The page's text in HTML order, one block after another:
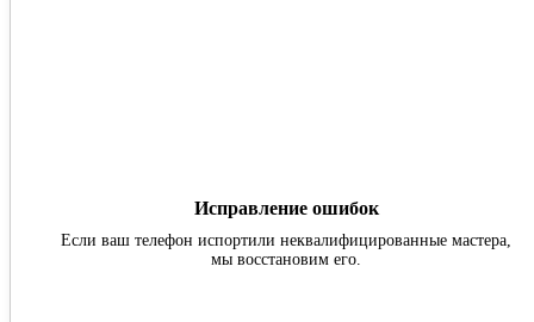
Исправление ошибок
Если ваш телефон испортили неквалифицированные мастера,
мы восстановим его.